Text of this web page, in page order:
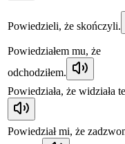
Powiedzieli, że skończyli.
Powiedziałem mu, że
odchodziłem.
Powiedziała, że widziała
Powiedział mi, że